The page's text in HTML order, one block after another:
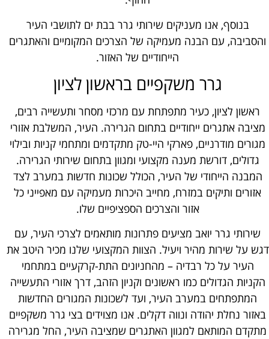
בנוסף, אנו מעניקים שירותי גרר בבת ים לתושבי העיר
והסביבה, עם הבנה מעמיקה של הצרכים המקומיים והאתגרים
הייחודיים של האזור.
גרר משקפיים בראשון לציון
ראשון לציון, כעיר מתפתחת עם מרכזי מסחר ותעשייה רבים,
מציבה אתגרים ייחודיים בתחום הגרירה. העיר, המשלבת אזורי
מגורים מודרניים, פארקי היי-טק מתקדמים ומתחמי קניות ובילוי
גדולים, דורשת מענה מקצועי ומגוון בתחום שירותי הגרירה.
המבנה הייחודי של העיר, הכולל שכונות חדשות במערב לצד
אזורים ותיקים במזרח, מחייב היכרות מעמיקה עם מאפייני כל
אזור והצרכים הספציפיים שלו.
שירותי גרר יואב מציעים פתרונות מותאמים לצרכי העיר, עם
דגש על שירות מהיר ויעיל. הצוות המקצועי שלנו מכיר היטב את
העיר על כל רבדיה – מהחניונים התת-קרקעיים במתחמי
הקניות הגדולים כמו ראשונים וקניון הזהב, דרך אזורי התעשייה
המתפתחים במערב העיר, ועד לשכונות המגורים החדשות
באזור נחלת יהודה ונווה דקלים. אנו מצוידים בצי גרר משקפיים
מתקדם המותאם למגוון האתגרים שמציבה העיר, החל מגרירה